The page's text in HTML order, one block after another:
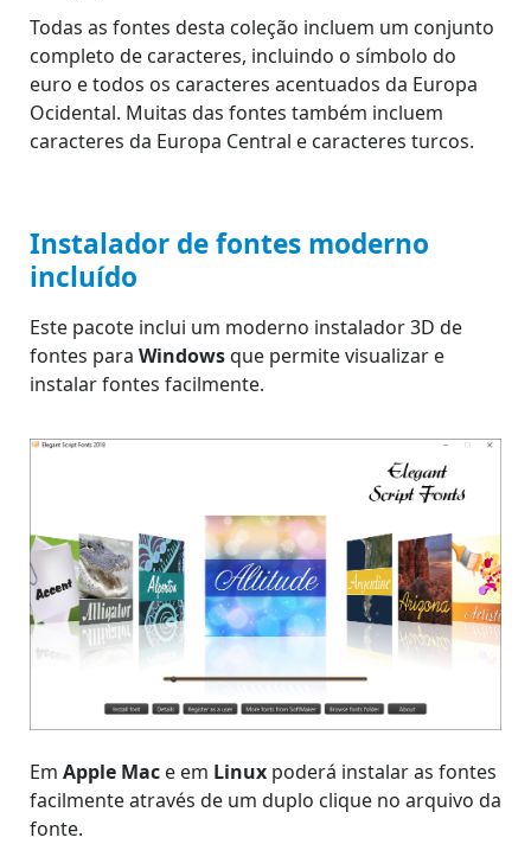
Todas as fontes desta coleção incluem um conjunto
completo de caracteres, incluindo o símbolo do
euro e todos os caracteres acentuados da Europa
Ocidental. Muitas das fontes também incluem
caracteres da Europa Central e caracteres turcos.
Instalador de fontes moderno
incluído
Este pacote inclui um moderno instalador 3D de
fontes para Windowsque permite visualizar e
instalar fontes facilmente.
Em Apple Mac e em Linux poderá instalar as fontes
facilmente através de um duplo clique no arquivo da
fonte.